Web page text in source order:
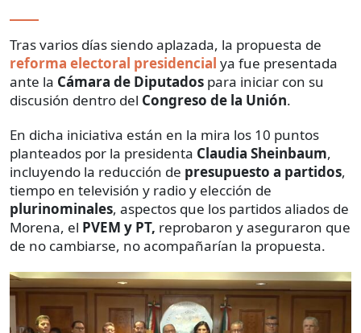
Tras varios días siendo aplazada, la propuesta de
reforma electoral presidencial ya fue presentada
ante la Cámara de Diputados para iniciar con su
discusión dentro del Congreso de la Unión.
En dicha iniciativa están en la mira los 10 puntos
planteados por la presidenta Claudia Sheinbaum,
incluyendo la reducción de presupuesto a partidos,
tiempo en televisión y radio y elección de
plurinominales, aspectos que los partidos aliados de
Morena, el PVEM y PT, reprobaron y aseguraron que
de no cambiarse, no acompañarían la propuesta.